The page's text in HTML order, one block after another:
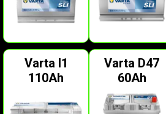
Varta I1
110Ah
Varta D47
60Ah